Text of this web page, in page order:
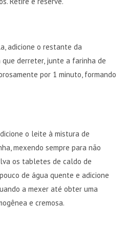
adicione o restante da
que derreter, junte a farinha de
por 1 minuto, formando
o leite à mistura de
mexendo sempre para não
os tabletes de caldo de
de água quente e adicione
a mexer até obter uma
e cremosa.